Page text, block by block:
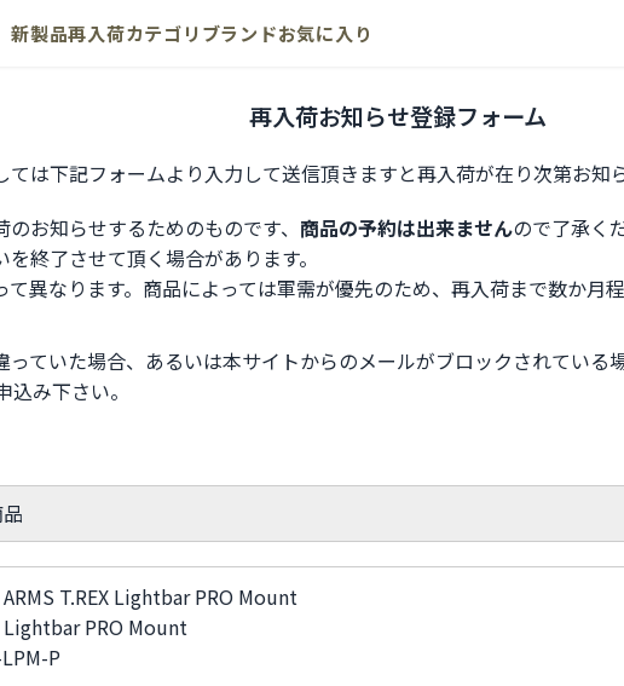
新製品再入荷カテゴリ ブランドお気に入り
再入荷お知らせ登録フォーム
は下記フォームより入力して送信頂きますと再入荷が在り次第お知
お知らせするためのものです、 商品の予約は出来ませんので了承く
終了させて頂く場合があります。
異なります。商品によっては軍需が優先のため、再入荷まで数か月
ていた場合、あるいは本サイトからのメールがブロックされている
み下さい。
ARMS T.REX Lightbar PRO Mount
Lightbar PRO Mount
P